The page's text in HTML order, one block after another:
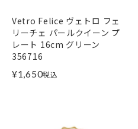
Vetro Felice ヴェトロ フェ
リーチェ パールクイーン プ
レート 16cm グリーン
356716
¥1,650税込